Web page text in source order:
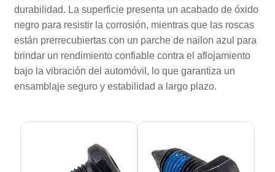
durabilidad. La superficie presenta un acabado de óxido
negro para resistir la corrosión, mientras que las roscas
están prerrecubiertas con un parche de nailon azul para
brindar un rendimiento confiable contra el aflojamiento
bajo la vibración del automóvil, lo que garantiza un
ensamblaje seguro y estabilidad a largo plazo.